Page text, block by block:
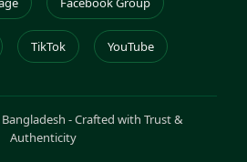
TikTok YouTube
- Crafted with Trust &
Authenticity